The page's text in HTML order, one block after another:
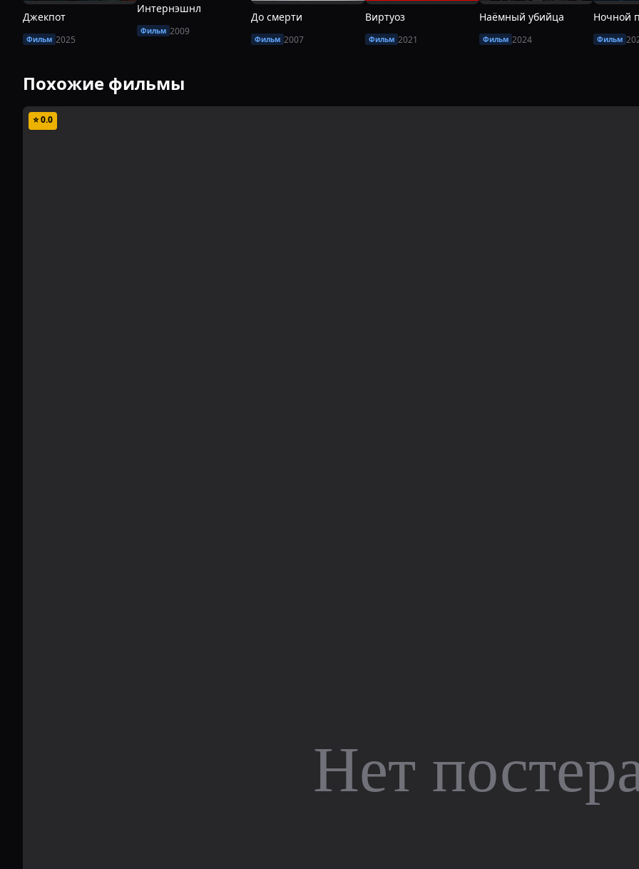
Джекпот
Фильм 2025
Интернэшнл
Фильм 2009
До смерти
Фильм 2007
Виртуоз
Фильм 2021
Наёмный убийца
Фильм 2024
Ночной
Фильм
Похожие фильмы
⭐0.0